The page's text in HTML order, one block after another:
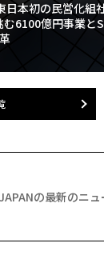
日本初の民営化組
む6100億円事業と
の最新のニ